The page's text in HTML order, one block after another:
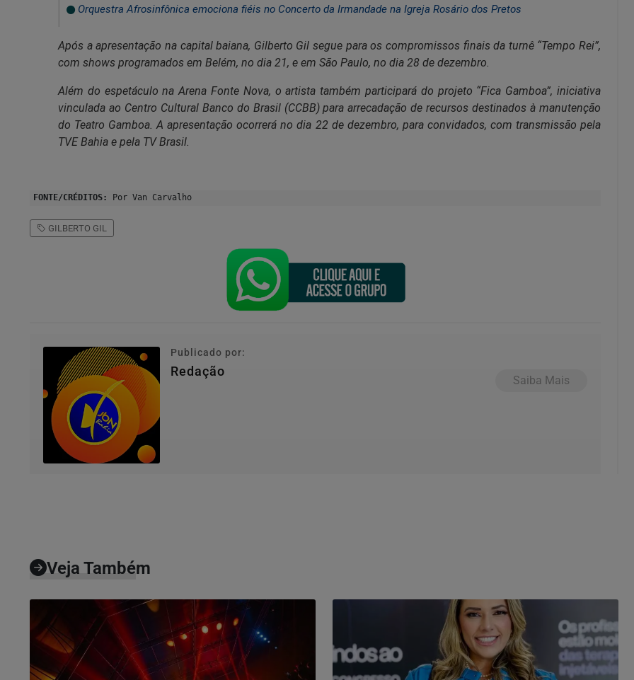
Orquestra Afrosinfônica emociona fiéis no Concerto da Irmandade na Igreja Rosário dos Pretos
Após a apresentação na capital baiana, Gilberto Gil segue para os compromissos finais da turnê “Tempo Rei”,
com shows programados em Belém, no dia 21, e em São Paulo, no dia 28 de dezembro.
Além do espetáculo na Arena Fonte Nova, o artista também participará do projeto “Fica Gamboa”, iniciativa
vinculada ao Centro Cultural Banco do Brasil (CCBB) para arrecadação de recursos destinados à manutenção
do Teatro Gamboa. A apresentação ocorrerá no dia 22 de dezembro, para convidados, com transmissão pela
TVE Bahia e pela TV Brasil.
FONTE/CRÉDITOS: Por Van Carvalho
GILBERTO GIL
Publicado por:
Redação
Saiba Mais
Veja Também